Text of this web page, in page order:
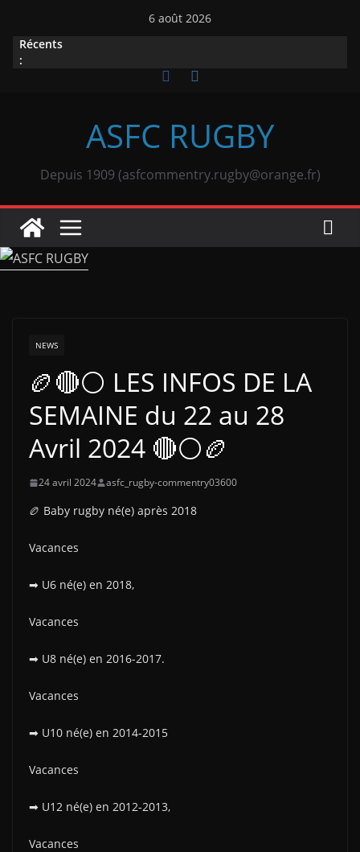
contenu
6 août 2026
Récents
:
ASFC RUGBY
Depuis 1909 (asfcommentry.rugby@orange.fr)
NEWS
🏉🔴⚪ LES INFOS DE LA
SEMAINE du 22 au 28
Avril 2024 🔴⚪🏉
24 avril 2024 asfc_rugby-commentry03600
🏉 Baby rugby né(e) après 2018
Vacances
➡ U6 né(e) en 2018,
Vacances
➡ U8 né(e) en 2016-2017.
Vacances
➡ U10 né(e) en 2014-2015
Vacances
➡ U12 né(e) en 2012-2013,
Vacances